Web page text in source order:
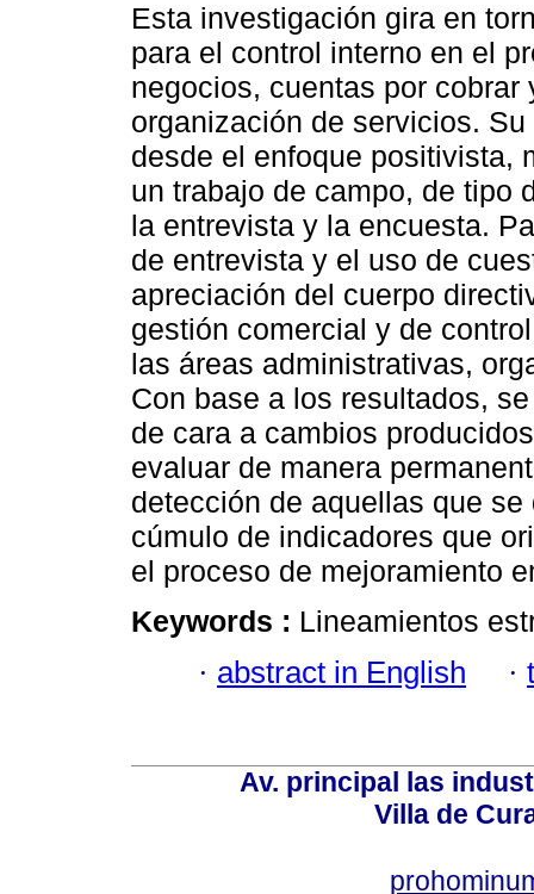
Esta investigación gira en
para el control interno en el
negocios, cuentas por
organización de servicios.
desde el enfoque positivista,
un trabajo de campo, de tipo
la entrevista y la encuesta.
de entrevista y el uso de
apreciación del cuerpo
gestión comercial y de
las áreas administrativas,
Con base a los resultados,
de cara a cambios
evaluar de manera
detección de aquellas que
cúmulo de indicadores que
el proceso de mejoramiento
Keywords : Lineamientos
· abstract in English ·
Av. principal las
Villa de